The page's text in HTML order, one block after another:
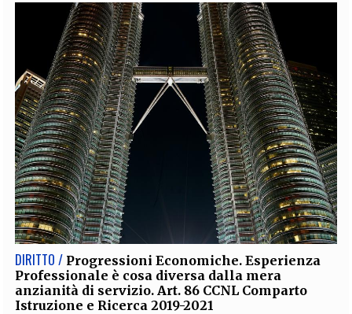
DIRITTO / Progressioni Economiche. Esperienza
Professionale è cosa diversa dalla mera
anzianità di servizio. Art. 86 CCNL Comparto
Istruzione e Ricerca 2019-2021